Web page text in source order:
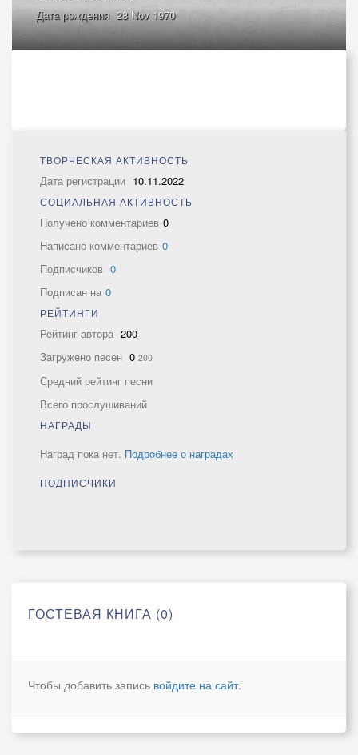
Дата рождения 28 Nov 1970
ТВОРЧЕСКАЯ АКТИВНОСТЬ
Дата регистрации 10.11.2022
СОЦИАЛЬНАЯ АКТИВНОСТЬ
Получено комментариев 0
Написано комментариев 0
Подписчиков 0
Подписан на 0
РЕЙТИНГИ
Рейтинг автора 200
Загружено песен 0 200
Средний рейтинг песни
Всего прослушиваний
НАГРАДЫ
Наград пока нет. Подробнее о наградах
ПОДПИСЧИКИ
ГОСТЕВАЯ КНИГА (0)
Чтобы добавить запись войдите на сайт.